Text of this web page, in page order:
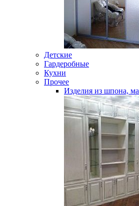
Детские
Гардеробные
Кухни
Прочее
Изделия из шпона,